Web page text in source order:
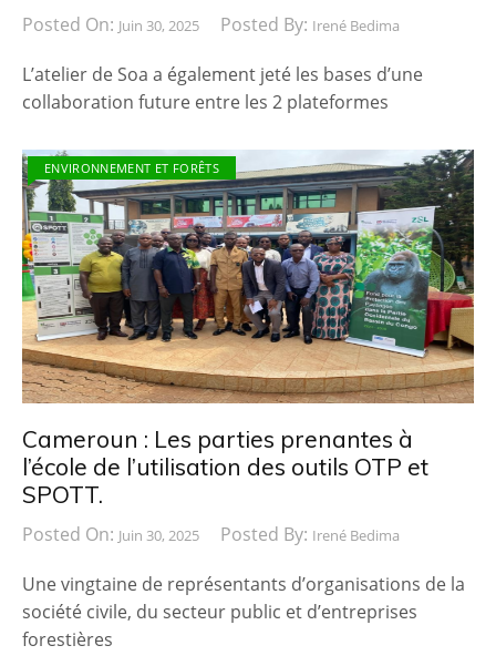
Posted On: Juin 30, 2025 Posted By: Irené Bedima
L’atelier de Soa a également jeté les bases d’une
collaboration future entre les 2 plateformes
ENVIRONNEMENT ET FORÊTS
Cameroun : Les parties prenantes à
l’école de l’utilisation des outils OTP et
SPOTT.
Posted On: Juin 30, 2025 Posted By: Irené Bedima
Une vingtaine de représentants d’organisations de la
société civile, du secteur public et d’entreprises
forestières